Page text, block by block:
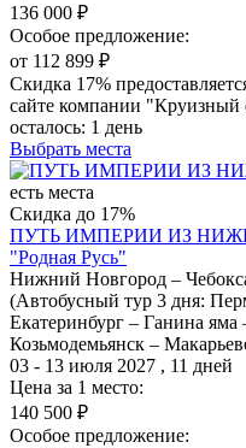
136 000 ₽
Особое предложение:
от 112 899 ₽
Скидка 17%
сайте компании "Круизный
осталось: 1 день
Выбрать места
есть места
Скидка до 17%
ПУТЬ ИМПЕРИИ ИЗ
"Родная Русь"
Нижний Новгород –
(Автобусный тур 3 дня:
Екатеринбург – Ганина
Козьмодемьянск –
03 - 13 июля 2027 , 11 дней
Цена за 1 место:
140 500 ₽
Особое предложение: